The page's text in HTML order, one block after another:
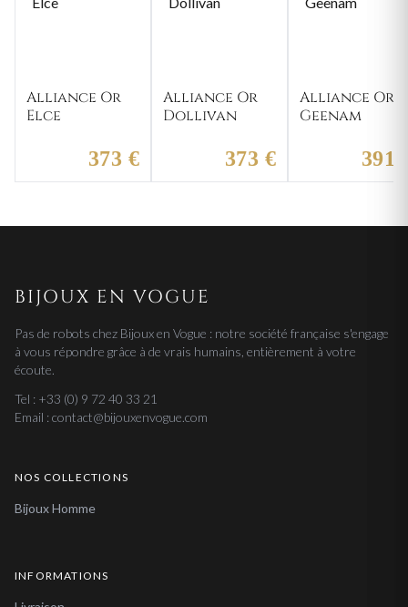
Alliance Or
Elce
373 €
Alliance Or
Dollivan
373 €
Alliance Or
Geenam
391
BIJOUX EN VOGUE
Pas de robots chez Bijoux en Vogue : notre société française s'engage
à vous répondre grâce à de vrais humains, entièrement à votre
écoute.
Tel : +33 (0) 9 72 40 33 21
Email : contact@bijouxenvogue.com
NOS COLLECTIONS
Bijoux Homme
INFORMATIONS